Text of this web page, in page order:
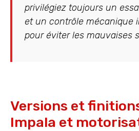
privilégiez toujours un
et un contrôle mécanique
pour éviter les mauvaises
Versions et
Impala et